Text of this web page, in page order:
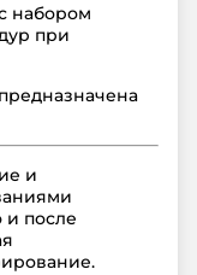
набором
при
и
и после